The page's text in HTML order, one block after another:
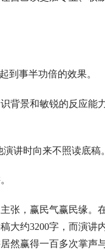
到事半功倍的效果。
背景和敏锐的反应能
讲时向来不照读底稿。
张，赢民气赢民缘。
大约3200字，而演讲
然赢得一百多次掌声与